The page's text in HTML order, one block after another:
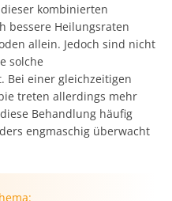
kombinierten
bessere Heilungsraten
allein. Jedoch sind nicht
solche
Bei einer gleichzeitigen
treten allerdings mehr
Behandlung häufig
engmaschig überwacht